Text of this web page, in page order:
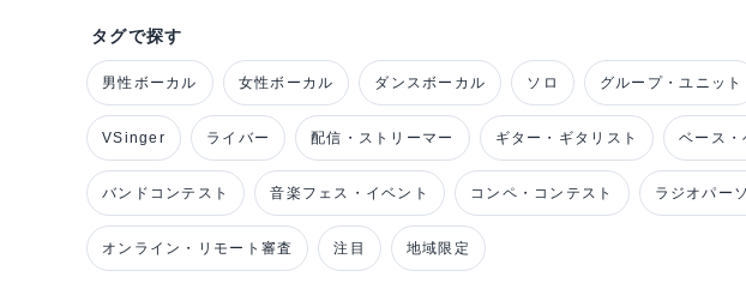
タグで探す
男性ボーカル 女性ボーカル ダンスボーカル ソロ グループ・ユニット
VSinger ライバー 配信・ストリーマー ギター・ギタリスト ベース・
バンドコンテスト 音楽フェス・イベント コンペ・コンテスト ラジオパー
オンライン・リモート審査 注目 地域限定